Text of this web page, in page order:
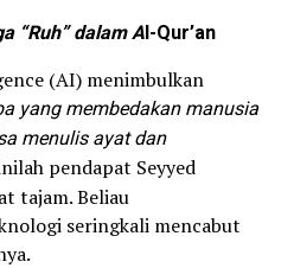
“Ruh” dalam Al-Qur’an
(AI) menimbulkan
yang membedakan manusia
menulis ayat dan
pendapat Seyyed
tajam. Beliau
seringkali mencabut